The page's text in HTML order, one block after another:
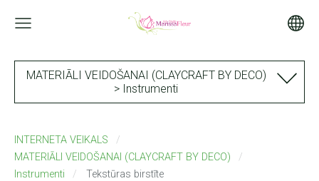
MATERIĀLI VEIDOŠANAI (CLAYCRAFT BY DECO)
> Instrumenti
INTERNETA VEIKALS
MATERIĀLI VEIDOŠANAI (CLAYCRAFT BY DECO)
Instrumenti
Tekstūras birstīte